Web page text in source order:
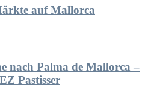
auf Mallorca
nach Palma de Mallorca –
Pastisser